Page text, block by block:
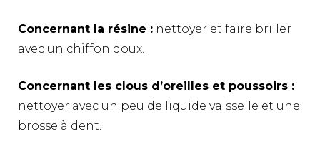
Concernant la résine : nettoyer et faire briller
avec un chiffon doux.
Concernant les clous d’oreilles et poussoirs :
nettoyer avec un peu de liquide vaisselle et une
brosse à dent.